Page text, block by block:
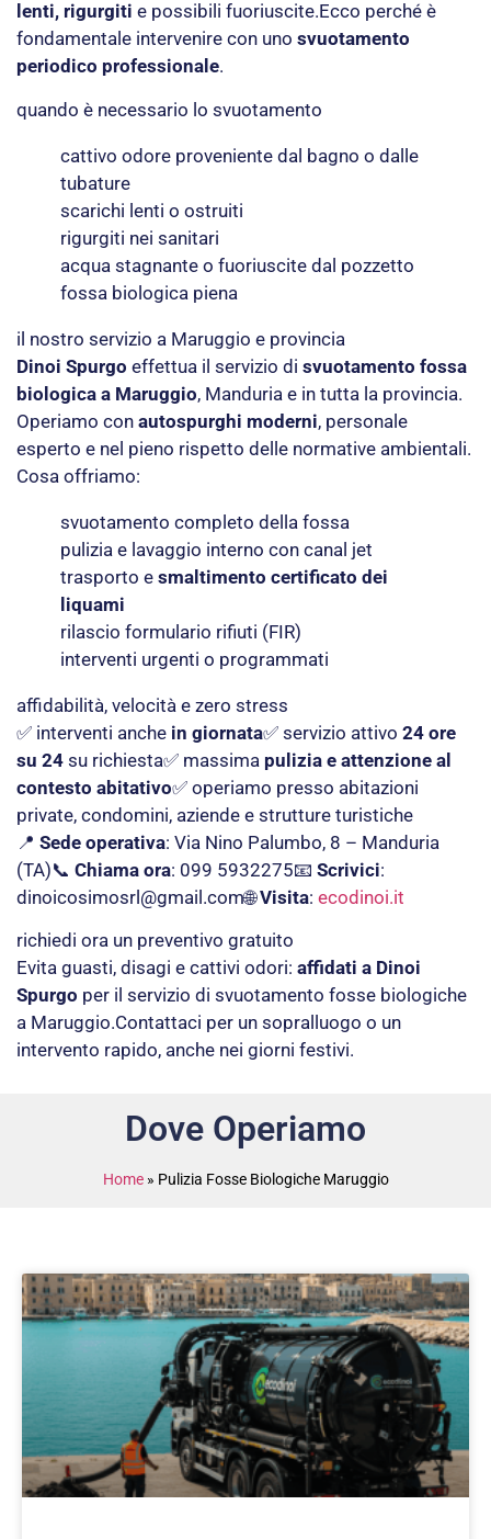
lenti, rigurgiti e possibili fuoriuscite.Ecco perché è
fondamentale intervenire con uno svuotamento
periodico professionale.
quando è necessario lo svuotamento
cattivo odore proveniente dal bagno o dalle
tubature
scarichi lenti o ostruiti
rigurgiti nei sanitari
acqua stagnante o fuoriuscite dal pozzetto
fossa biologica piena
il nostro servizio a Maruggio e provincia
Dinoi Spurgo effettua il servizio di svuotamento fossa
biologica a Maruggio, Manduria e in tutta la provincia.
Operiamo con autospurghi moderni, personale
esperto e nel pieno rispetto delle normative ambientali.
Cosa offriamo:
svuotamento completo della fossa
pulizia e lavaggio interno con canal jet
trasporto e smaltimento certificato dei
liquami
rilascio formulario rifiuti (FIR)
interventi urgenti o programmati
affidabilità, velocità e zero stress
✅ interventi anche in giornata✅ servizio attivo 24 ore
su 24 su richiesta✅ massima pulizia e attenzione al
contesto abitativo✅ operiamo presso abitazioni
private, condomini, aziende e strutture turistiche
📍 Sede operativa: Via Nino Palumbo, 8 – Manduria
(TA)📞 Chiama ora: 099 5932275📧 Scrivici:
dinoicosimosrl@gmail.com🌐Visita: ecodinoi.it
richiedi ora un preventivo gratuito
Evita guasti, disagi e cattivi odori: affidati a Dinoi
Spurgo per il servizio di svuotamento fosse biologiche
a Maruggio.Contattaci per un sopralluogo o un
intervento rapido, anche nei giorni festivi.
Dove Operiamo
Home» Pulizia Fosse Biologiche Maruggio